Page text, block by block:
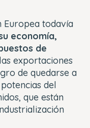
Europea todavía
economía,
de
exportaciones
de quedarse a
del
que están